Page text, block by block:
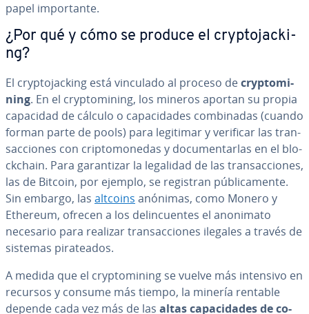
papel im­po­r­ta­n­te.
¿Por qué y cómo se produce el cr­y­p­to­ja­c­ki­
ng?
El cr­y­p­to­ja­c­ki­ng está vinculado al proceso decr­y­p­to­mi­
ni­ng. En el cr­y­p­to­mi­ni­ng, los mineros aportan su propia
capacidad de cálculo o ca­pa­ci­da­des co­m­bi­na­das (cuando
forman parte de pools) para legitimar y verificar las tra­n­
sac­cio­nes con cri­p­to­mo­ne­das y do­cu­me­n­tar­las en el blo­
c­k­chain. Para ga­ra­n­ti­zar la legalidad de las tra­n­sac­cio­nes,
las de Bitcoin, por ejemplo, se registran pú­bli­ca­me­n­te.
Sin embargo, las altcoins anónimas, como Monero y
Ethereum, ofrecen a los de­li­n­cue­n­tes el anonimato
necesario para realizar tra­n­sac­cio­nes ilegales a través de
sistemas pi­ra­tea­dos.
A medida que el cr­y­p­to­mi­ni­ng se vuelve más intensivo en
recursos y consume más tiempo, la minería rentable
depende cada vez más de las altas ca­pa­ci­da­des de co­